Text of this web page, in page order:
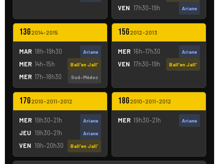
VEN 17h30–19h Ariane
13G2014–2015
MAR 18h–19h30 Ariane
MER 14h–15h Ball'en Jall'
MER 17h–18h30 Sud-Médoc
15G2012–2013
MER 16h–17h30 Ariane
VEN 17h30–19h Ball'en Jall'
17G2010–2011–2012
MER 19h30–21h Ariane
JEU 19h30–21h Ariane
VEN 19h–20h30 Ball'en Jall'
18G2010–2011–2012
MER 19h30–21h Ariane